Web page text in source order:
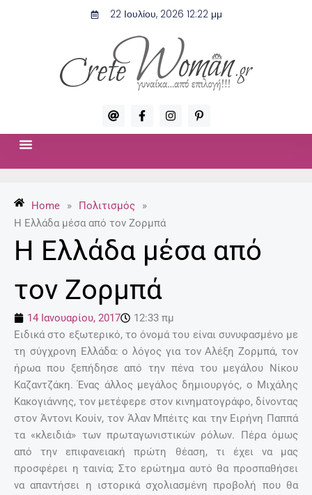
22 Ιουλίου, 2026 12:22 μμ
A
t
F
a
c
f
I
n
s
P
i
n
Home » Πολιτισμός
»
Η Ελλάδα μέσα από τον Ζορμπά
Η Ελλάδα μέσα από
τον Ζορμπά
14 Ιανουαρίου, 2017
12:33 πμ
Ειδικά στο εξωτερικό, το όνομά του είναι συνυφασμένο με
τη σύγχρονη Ελλάδα: ο λόγος για τον Αλέξη Ζορμπά, τον
ήρωα που ξεπήδησε από την πένα του μεγάλου Νίκου
Καζαντζάκη. Ένας άλλος μεγάλος δημιουργός, ο Μιχάλης
Κακογιάννης, τον μετέφερε στον κινηματογράφο, δίνοντας
στον Άντονι Κουίν, τον Άλαν Μπέιτς και την Ειρήνη Παππά
τα «κλειδιά» των πρωταγωνιστικών ρόλων. Πέρα όμως
από την επιφανειακή πρώτη θέαση, τι έχει να μας
προσφέρει η ταινία; Στο ερώτημα αυτό θα προσπαθήσει
να απαντήσει η ιστορικά σχολιασμένη προβολή που θα